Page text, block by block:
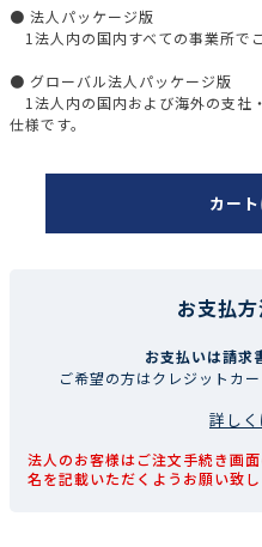
● 法人パッケージ版
1法人内の国内すべての事業所で
● グローバル法人パッケージ版
1法人内の国内および海外の支社
仕様です。
カー
お支払
お支払いは請求
ご希望の方はクレジットカ
詳し
法人のお客様はご注文手続き画
名を記載いただくようお願い致